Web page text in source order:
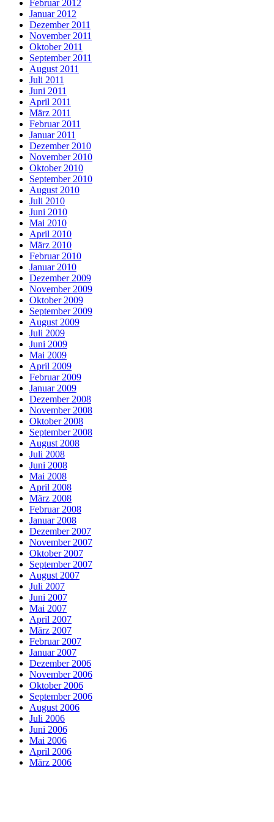
Februar 2012
Januar 2012
Dezember 2011
November 2011
Oktober 2011
September 2011
August 2011
Juli 2011
Juni 2011
April 2011
März 2011
Februar 2011
Januar 2011
Dezember 2010
November 2010
Oktober 2010
September 2010
August 2010
Juli 2010
Juni 2010
Mai 2010
April 2010
März 2010
Februar 2010
Januar 2010
Dezember 2009
November 2009
Oktober 2009
September 2009
August 2009
Juli 2009
Juni 2009
Mai 2009
April 2009
Februar 2009
Januar 2009
Dezember 2008
November 2008
Oktober 2008
September 2008
August 2008
Juli 2008
Juni 2008
Mai 2008
April 2008
März 2008
Februar 2008
Januar 2008
Dezember 2007
November 2007
Oktober 2007
September 2007
August 2007
Juli 2007
Juni 2007
Mai 2007
April 2007
März 2007
Februar 2007
Januar 2007
Dezember 2006
November 2006
Oktober 2006
September 2006
August 2006
Juli 2006
Juni 2006
Mai 2006
April 2006
März 2006